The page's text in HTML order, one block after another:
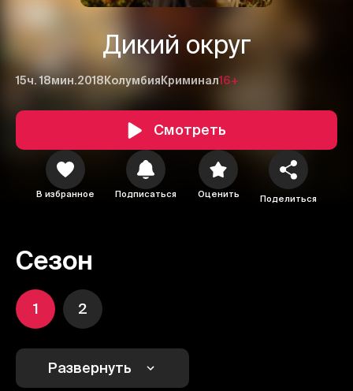
Дикий округ
15ч. 18мин.2018 Колумбия Криминал16+
Смотреть
В избранное Подписаться Оценить Поделиться
Сезон
1 2
Развернуть 1
Отменить